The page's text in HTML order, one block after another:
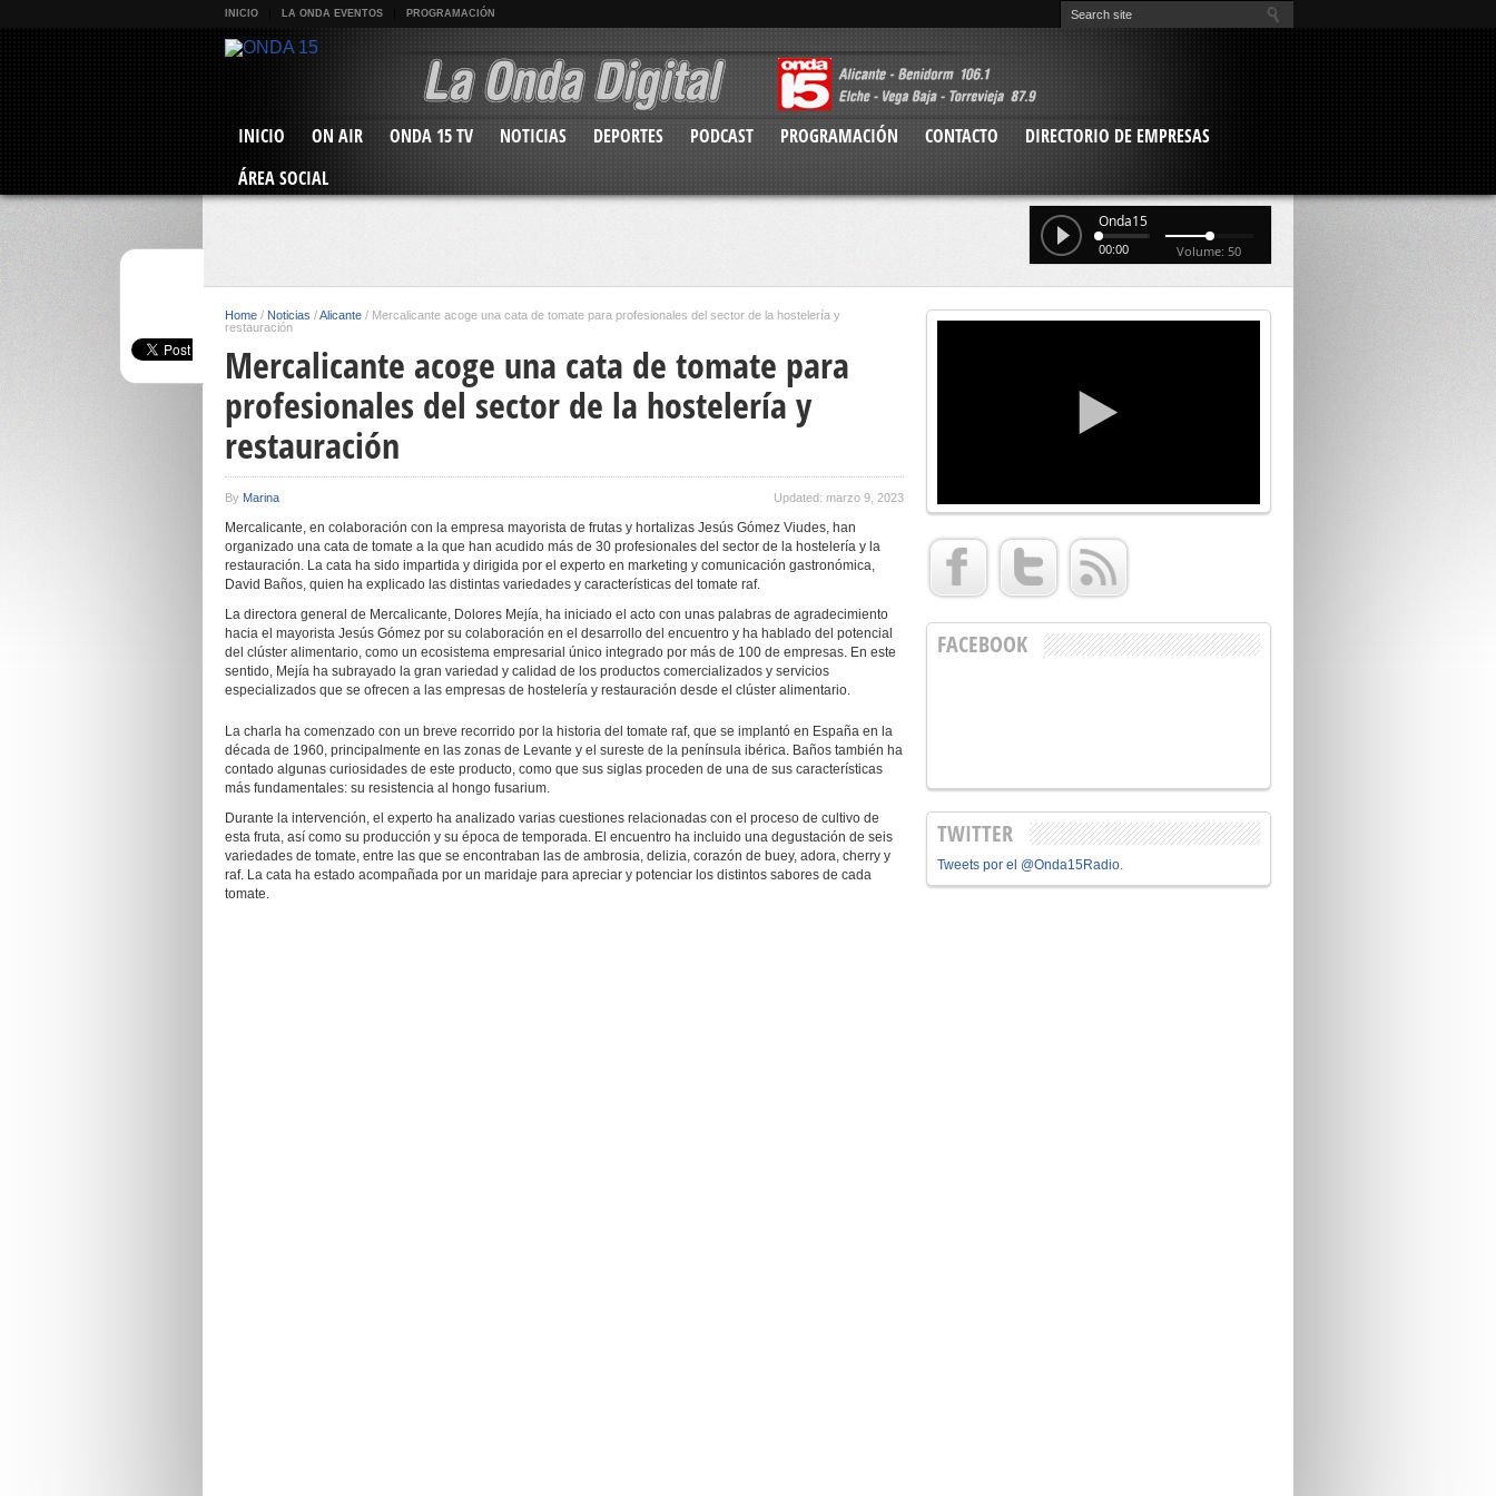
INICIO LA ONDA EVENTOS PROGRAMACIÓN
INICIO ON AIR ONDA 15 TV NOTICIAS DEPORTES PODCAST PROGRAMACIÓN CONTACTO
DIRECTORIO DE EMPRESAS
ÁREA SOCIAL
Onda15
00:00 Volume: 50
Home / Noticias /Alicante / Mercalicante acoge una cata de tomate para profesionales del sector de la hostelería y
restauración
Mercalicante acoge una cata de tomate para
profesionales del sector de la hostelería y
restauración
By Marina Updated: marzo 9, 2023
Mercalicante, en colaboración con la empresa mayorista de frutas y hortalizas Jesús Gómez Viudes, han
organizado una cata de tomate a la que han acudido más de 30 profesionales del sector de la hostelería y la
restauración. La cata ha sido impartida y dirigida por el experto en marketing y comunicación gastronómica,
David Baños, quien ha explicado las distintas variedades y características del tomate raf.
La directora general de Mercalicante, Dolores Mejía, ha iniciado el acto con unas palabras de agradecimiento
hacia el mayorista Jesús Gómez por su colaboración en el desarrollo del encuentro y ha hablado del potencial
del clúster alimentario, como un ecosistema empresarial único integrado por más de 100 de empresas. En este
sentido, Mejía ha subrayado la gran variedad y calidad de los productos comercializados y servicios
especializados que se ofrecen a las empresas de hostelería y restauración desde el clúster alimentario.
La charla ha comenzado con un breve recorrido por la historia del tomate raf, que se implantó en España en la
década de 1960, principalmente en las zonas de Levante y el sureste de la península ibérica. Baños también ha
contado algunas curiosidades de este producto, como que sus siglas proceden de una de sus características
más fundamentales: su resistencia al hongo fusarium.
Durante la intervención, el experto ha analizado varias cuestiones relacionadas con el proceso de cultivo de
esta fruta, así como su producción y su época de temporada. El encuentro ha incluido una degustación de seis
variedades de tomate, entre las que se encontraban las de ambrosia, delizia, corazón de buey, adora, cherry y
raf. La cata ha estado acompañada por un maridaje para apreciar y potenciar los distintos sabores de cada
tomate.
FACEBOOK
TWITTER
Tweets por el @Onda15Radio.